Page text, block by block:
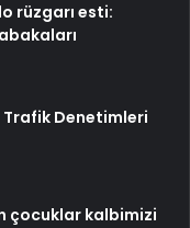
rüzgarı esti:
Trafik Denetimleri
çocuklar kalbimizi